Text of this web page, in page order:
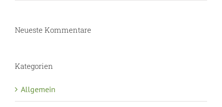
Neueste Kommentare
Kategorien
Allgemein